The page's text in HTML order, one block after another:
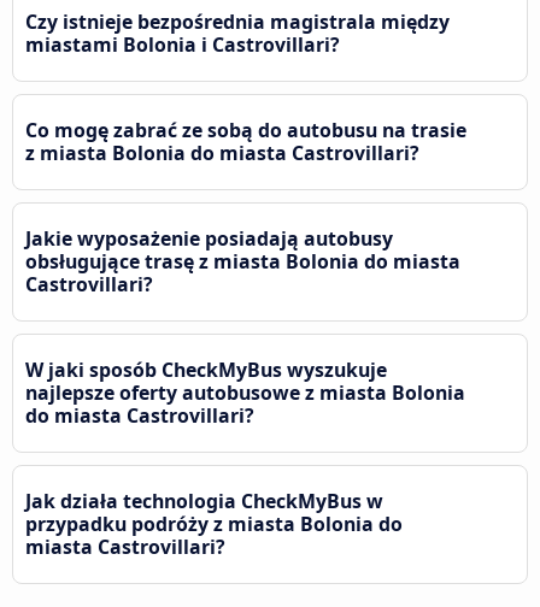
Czy istnieje bezpośrednia magistrala między
miastami Bolonia i Castrovillari?
Co mogę zabrać ze sobą do autobusu na trasie
z miasta Bolonia do miasta Castrovillari?
Jakie wyposażenie posiadają autobusy
obsługujące trasę z miasta Bolonia do miasta
Castrovillari?
W jaki sposób CheckMyBus wyszukuje
najlepsze oferty autobusowe z miasta Bolonia
do miasta Castrovillari?
Jak działa technologia CheckMyBus w
przypadku podróży z miasta Bolonia do
miasta Castrovillari?